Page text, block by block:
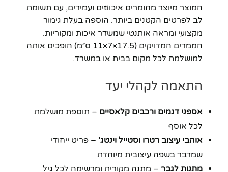
המוצר מיוצר מחומרים איכוtiים ועמידים, עם תשומת
לב לפרטים הקטנים ביותר. הוספה בעלת גימור
מקצועי ומראה אותנטי שמשדר איכות ומקוריות.
הממדים המדויקים (17.5×7×11 ס״מ) הופכים אותה
למושלמת לכל מקום בבית או במשרד.
התאמה לקהלי יעד
אספני דגמים ורכבים קלאסיים – תוספת מושלמת
לכל אוסף
אוהבי עיצוב רטרו וסטייל וינטג' – פריט ייחודי
שמדבר בשפה עיצובית מיוחדת
מתנות לגבר – מתנה מקורית ומרשימה לכל גיל